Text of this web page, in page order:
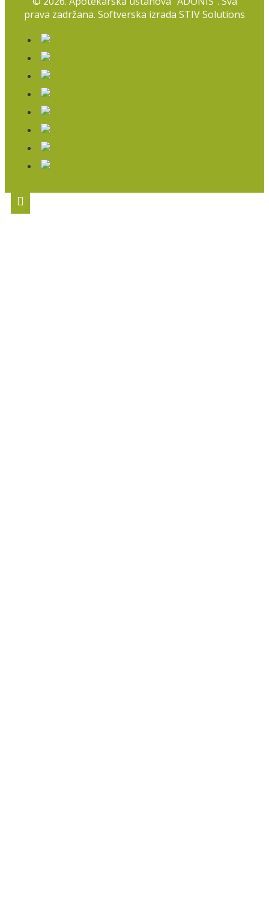
prava zadržana. Softverska izrada STIV Solutions